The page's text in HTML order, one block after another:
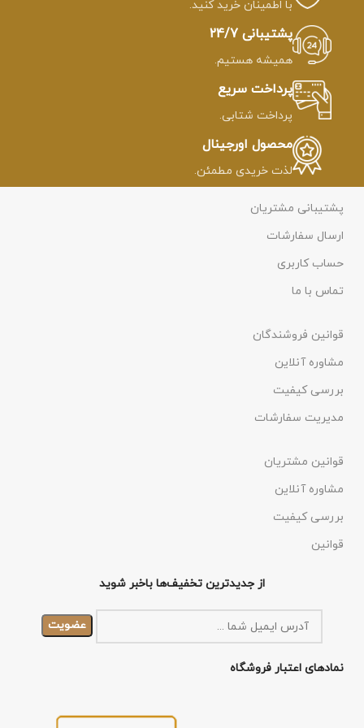
با اطمینان خرید کنید.
پشتیبانی 24/7
همیشه هستیم.
پرداخت سریع
پرداخت شتابی.
محصول اورجینال
لذت خریدی مطمئن.
پشتیبانی مشتریان
ارسال سفارشات
حساب کاربری
تماس با ما
قوانین فروشندگان
مشاوره آنلاین
بررسی کیفیت
مدیریت سفارشات
قوانین مشتریان
مشاوره آنلاین
بررسی کیفیت
قوانین
از جدیدترین تخفیف‌ها باخبر شوید
نمادهای اعتبار فروشگاه